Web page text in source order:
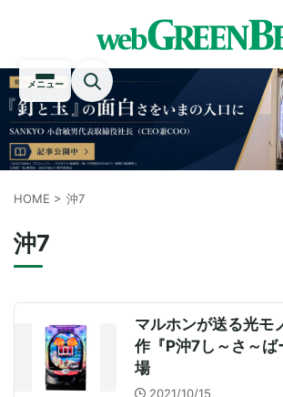
メニュー
HOME > 沖7
沖7
マルホンが送る光モ
作『P沖7し～さ～ば
場
2021/10/15